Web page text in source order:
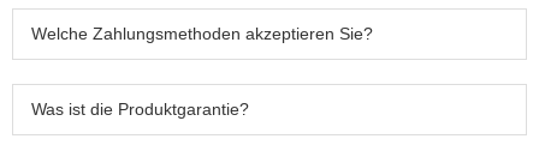
Welche Zahlungsmethoden akzeptieren Sie?
Was ist die Produktgarantie?